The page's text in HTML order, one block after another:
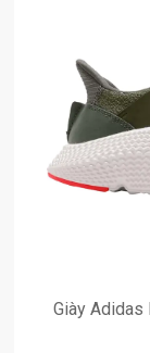
Giày Adidas